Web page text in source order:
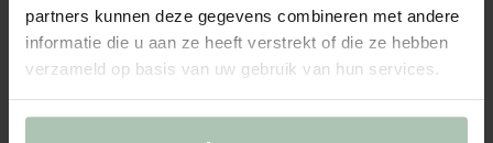
partners kunnen deze gegevens combineren met andere
informatie die u aan ze heeft verstrekt of die ze hebben
verzameld op basis van uw gebruik van hun services.
Gekozen maat: Onesize
Binnen 30 minuten via e-mail
IN WINKELMAND